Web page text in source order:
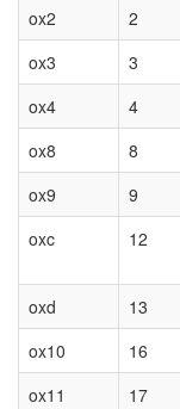
ox2
2
ox3
3
ox4
4
ox8
8
ox9
9
oxc
12
oxd
13
ox10
16
ox11
17